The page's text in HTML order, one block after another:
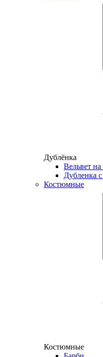
Дублёнка
Вельвет на
Дубленка
Костюмные
Костюмные